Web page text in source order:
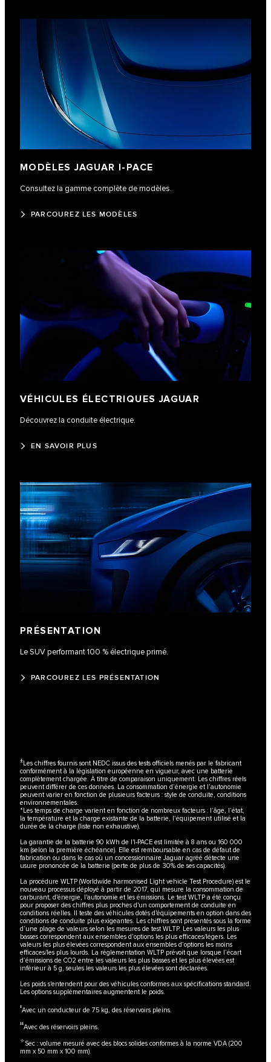
MODÈLES JAGUAR I-PACE
Consultez la gamme complète de modèles.
PARCOUREZ LES MODÈLES
VÉHICULES ÉLECTRIQUES JAGUAR
Découvrez la conduite électrique.
EN SAVOIR PLUS
PRÉSENTATION
Le SUV performant 100 % électrique primé.
PARCOUREZ LES PRÉSENTATION
±Les chiffres fournis sont NEDC issus des tests officiels menés par le fabricant
conformément à la législation européenne en vigueur, avec une batterie
complètement chargée. À titre de comparaison uniquement. Les chiffres réels
peuvent différer de ces données. La consommation d’énergie et l’autonomie
peuvent varier en fonction de plusieurs facteurs : style de conduite, conditions
environnementales.
*Les temps de charge varient en fonction de nombreux facteurs : l’âge, l’état,
la température et la charge existante de la batterie, l’équipement utilisé et la
durée de la charge (liste non exhaustive).
La garantie de la batterie 90 kWh de l'I-PACE est limitée à 8 ans ou 160 000
km (selon la première échéance). Elle est remboursable en cas de défaut de
fabrication ou dans le cas où un concessionnaire Jaguar agréé détecte une
usure prononcée de la batterie (perte de plus de 30% de ses capacités).
La procédure WLTP (Worldwide harmonised Light vehicle Test Procedure) est le
nouveau processus déployé à partir de 2017, qui mesure la consommation de
carburant, d'énergie, l'autonomie et les émissions. Le test WLTP a été conçu
pour proposer des chiffres plus proches d'un comportement de conduite en
conditions réelles. Il teste des véhicules dotés d'équipements en option dans des
conditions de conduite plus exigeantes. Les chiffres sont présentés sous la forme
d’une plage de valeurs selon les mesures de test WLTP. Les valeurs les plus
basses correspondent aux ensembles d’options les plus efficaces/légers. Les
valeurs les plus élevées correspondent aux ensembles d’options les moins
efficaces/les plus lourds. La réglementation WLTP prévoit que lorsque l’écart
d’émissions de CO2 entre les valeurs les plus basses et les plus élevées est
inférieur à 5 g, seules les valeurs les plus élevées sont déclarées.
Les poids s'entendent pour des véhicules conformes aux spécifications standard.
Les options supplémentaires augmentent le poids.
‡Avec un conducteur de 75 kg, des réservoirs pleins.​
‡‡Avec des réservoirs pleins.​
✧Sec : volume mesuré avec des blocs solides conformes à la norme VDA (200
mm x 50 mm x 100 mm).